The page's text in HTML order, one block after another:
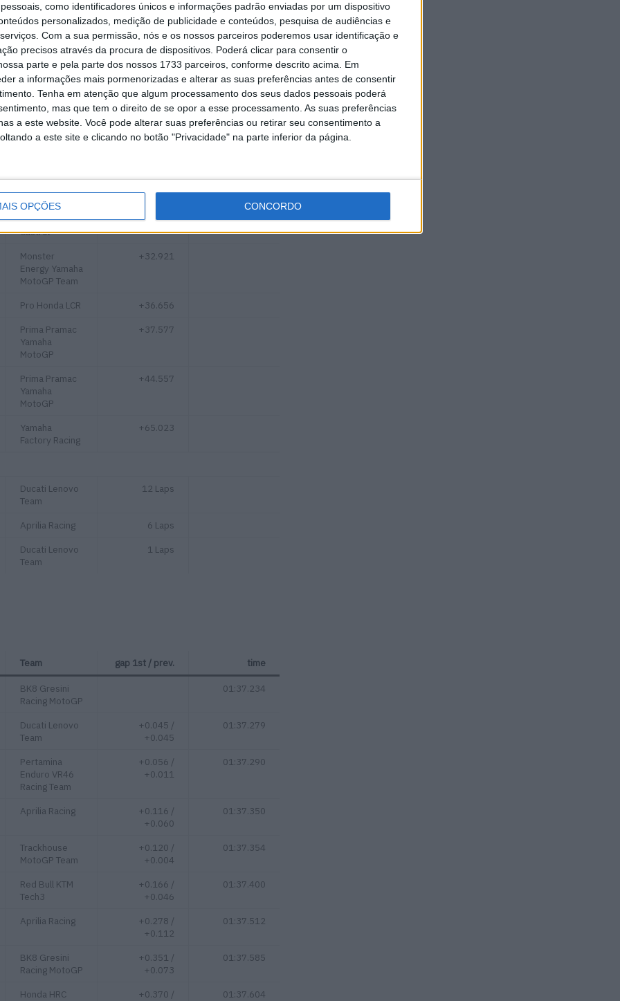
como identificadores únicos e informações padrão enviadas por um dispositivo
personalizados, medição de publicidade e conteúdos, pesquisa de audiências e
Com a sua permissão, nós e os nossos parceiros poderemos usar identificação e
precisos através da procura de dispositivos. Poderá clicar para consentir o
parte e pela parte dos nossos 1733 parceiros, conforme descrito acima. Em
a informações mais pormenorizadas e alterar as suas preferências antes de consentir
Tenha em atenção que algum processamento dos seus dados pessoais poderá
mas que tem o direito de se opor a esse processamento. As suas preferências
a este website. Você pode alterar suas preferências ou retirar seu consentimento a
a este site e clicando no botão "Privacidade" na parte inferior da página.
OPÇÕES CONCORDO
Red Bull KTM
Factory Racing
+22.431 6
Red Bull KTM
Factory Racing
+22.799 5
Pertamina
Enduro VR46
Racing Team
+24.867 4
Honda HRC
+26.871 3
Energy Yamaha
MotoGP Team
Honda HRC
Castrol
+29.899 1
Monster
Energy Yamaha
MotoGP Team
+32.921
Pro Honda LCR
+36.656
Prima Pramac
Yamaha
MotoGP
+37.577
Prima Pramac
Yamaha
MotoGP
+44.557
Yamaha
Factory Racing
+65.023
Ducati Lenovo
Team
12 Laps
Aprilia Racing
6 Laps
Ducati Lenovo
Team
1 Laps
Team gap 1st / prev. time
BK8 Gresini
Racing MotoGP
01:37.234
Ducati Lenovo
Team
+0.045 /
+0.045
01:37.279
Pertamina
Enduro VR46
Racing Team
+0.056 /
+0.011
01:37.290
Aprilia Racing
+0.116 /
+0.060
01:37.350
Trackhouse
MotoGP Team
+0.120 /
+0.004
01:37.354
Red Bull KTM
Tech3
+0.166 /
+0.046
01:37.400
Aprilia Racing
+0.278 /
+0.112
01:37.512
BK8 Gresini
Racing MotoGP
+0.351 /
+0.073
01:37.585
Honda HRC
+0.370 /
01:37.604